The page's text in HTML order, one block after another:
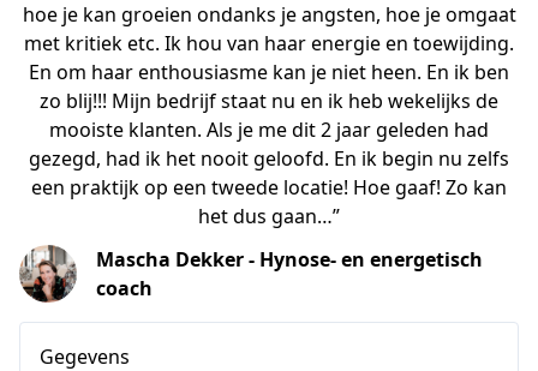
hoe je kan groeien ondanks je angsten, hoe je omgaat
met kritiek etc. Ik hou van haar energie en toewijding.
En om haar enthousiasme kan je niet heen. En ik ben
zo blij!!! Mijn bedrijf staat nu en ik heb wekelijks de
mooiste klanten. Als je me dit 2 jaar geleden had
gezegd, had ik het nooit geloofd. En ik begin nu zelfs
een praktijk op een tweede locatie! Hoe gaaf! Zo kan
het dus gaan…”
Mascha Dekker - Hynose- en energetisch
coach
Gegevens